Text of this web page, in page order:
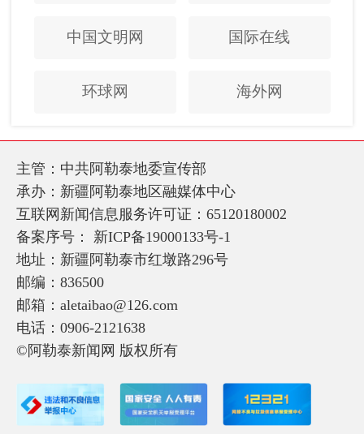
中国文明网 国际在线
环球网 海外网
主管：中共阿勒泰地委宣传部
承办：新疆阿勒泰地区融媒体中心
互联网新闻信息服务许可证：65120180002
备案序号： 新ICP备19000133号-1
地址：新疆阿勒泰市红墩路296号
邮编：836500
邮箱：aletaibao@126.com
电话：0906-2121638
©阿勒泰新闻网 版权所有